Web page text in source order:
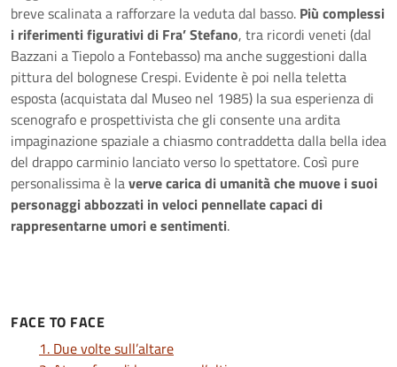
breve scalinata a rafforzare la veduta dal basso. Più complessi
i riferimenti figurativi di Fra’ Stefano, tra ricordi veneti (dal
Bazzani a Tiepolo a Fontebasso) ma anche suggestioni dalla
pittura del bolognese Crespi. Evidente è poi nella teletta
esposta (acquistata dal Museo nel 1985) la sua esperienza di
scenografo e prospettivista che gli consente una ardita
impaginazione spaziale a chiasmo contraddetta dalla bella idea
del drappo carminio lanciato verso lo spettatore. Così pure
personalissima è laverve carica di umanità che muove i suoi
personaggi abbozzati in veloci pennellate capaci di
rappresentarne umori e sentimenti.
FACE TO FACE
1. Due volte sull’altare